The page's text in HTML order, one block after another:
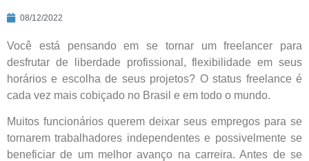
08/12/2022
Você está pensando em se tornar um freelancer para
desfrutar de liberdade profissional, flexibilidade em seus
horários e escolha de seus projetos? O status freelance é
cada vez mais cobiçado no Brasil e em todo o mundo.
Muitos funcionários querem deixar seus empregos para se
tornarem trabalhadores independentes e possivelmente se
beneficiar de um melhor avanço na carreira. Antes de se